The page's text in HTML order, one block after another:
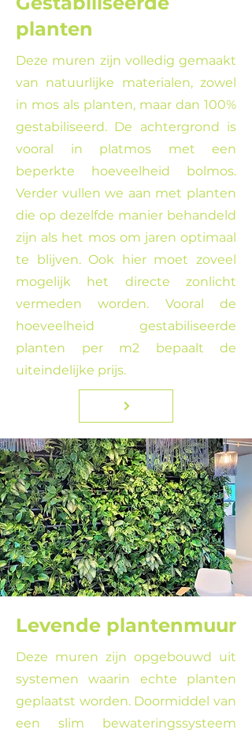
planten
Deze muren zijn volledig gemaakt
van natuurlijke materialen, zowel
in mos als planten, maar dan 100%
gestabiliseerd. De achtergrond is
vooral in platmos met een
beperkte hoeveelheid bolmos.
Verder vullen we aan met planten
die op dezelfde manier behandeld
zijn als het mos om jaren optimaal
te blijven. Ook hier moet zoveel
mogelijk het directe zonlicht
vermeden worden. Vooral de
hoeveelheid gestabiliseerde
planten per m2 bepaalt de
uiteindelijke prijs.
Levende plantenmuur
Deze muren zijn opgebouwd uit
systemen waarin echte planten
geplaatst worden. Doormiddel van
een slim bewateringssysteem